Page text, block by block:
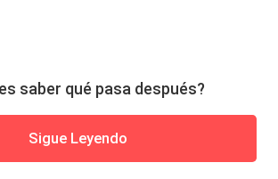
saber qué pasa después?
Sigue Leyendo